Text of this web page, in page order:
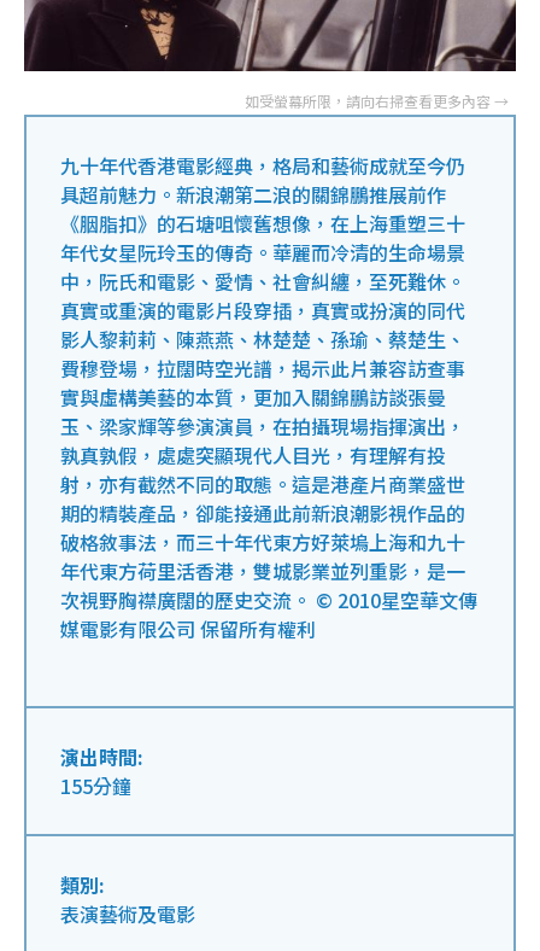
九十年代香港電影經典，格局和藝術成就至今仍
具超前魅力。新浪潮第二浪的關錦鵬推展前作
《胭脂扣》的石塘咀懷舊想像，在上海重塑三十
年代女星阮玲玉的傳奇。華麗而冷清的生命場景
中，阮氏和電影、愛情、社會糾纏，至死難休。
真實或重演的電影片段穿插，真實或扮演的同代
影人黎莉莉、陳燕燕、林楚楚、孫瑜、蔡楚生、
費穆登場，拉闊時空光譜，揭示此片兼容訪查事
實與虛構美藝的本質，更加入關錦鵬訪談張曼
玉、梁家輝等參演演員，在拍攝現場指揮演出，
孰真孰假，處處突顯現代人目光，有理解有投
射，亦有截然不同的取態。這是港產片商業盛世
期的精裝產品，卻能接通此前新浪潮影視作品的
破格敘事法，而三十年代東方好萊塢上海和九十
年代東方荷里活香港，雙城影業並列重影，是一
次視野胸襟廣闊的歷史交流。 © 2010星空華文傳
媒電影有限公司 保留所有權利
演出時間:
155分鐘
類別:
表演藝術及電影